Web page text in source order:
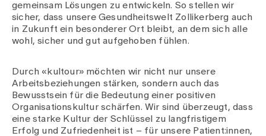
gemeinsam Lösungen zu entwickeln. So stellen wir
sicher, dass unsere Gesundheitswelt Zollikerberg auch
in Zukunft ein besonderer Ort bleibt, an dem sich alle
wohl, sicher und gut aufgehoben fühlen.
Durch «kultour» möchten wir nicht nur unsere
Arbeitsbeziehungen stärken, sondern auch das
Bewusstsein für die Bedeutung einer positiven
Organisationskultur schärfen. Wir sind überzeugt, dass
eine starke Kultur der Schlüssel zu langfristigem
Erfolg und Zufriedenheit ist – für unsere Patient:innen,